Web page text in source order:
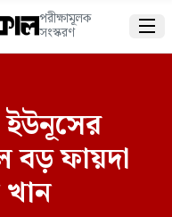
পরীক্ষামূলক
সংস্করণ 
ইউনূসের
বড় ফায়দা